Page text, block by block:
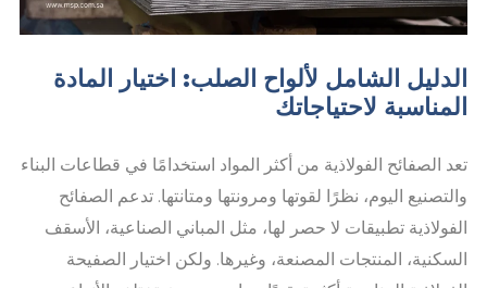
الدليل الشامل لألواح الصلب: اختيار المادة
المناسبة لاحتياجاتك
تعد الصفائح الفولاذية من أكثر المواد استخدامًا في قطاعات البناء
والتصنيع اليوم، نظرًا لقوتها ومرونتها ومتانتها. تدعم الصفائح
الفولاذية تطبيقات لا حصر لها، مثل المباني الصناعية، الأسقف
السكنية، المنتجات المصنعة، وغيرها. ولكن اختيار الصفيحة